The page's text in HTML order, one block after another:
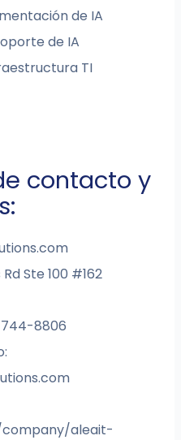
de IA
de IA
TI
contacto y
Ste 100 #162
744-8806
company/aleait-